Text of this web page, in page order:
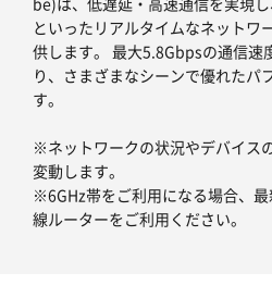
といったリアルタイムなネットワ
供します。 最大5.8Gbpsの通信速
り、さまざまなシーンで優れたパ
す。
※ネットワークの状況やデバイス
変動します。
※6GHz帯をご利用になる場合、
線ルーターをご利用ください。